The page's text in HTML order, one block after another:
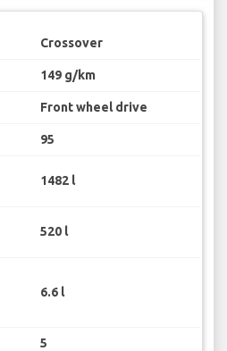
Crossover
149 g/km
Front wheel drive
95
1482 l
520 l
6.6 l
5